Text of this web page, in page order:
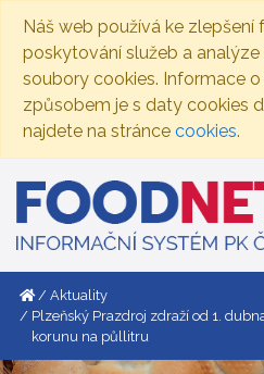
Náš web používá ke zlepšení
poskytování služeb a
soubory cookies. Informace
způsobem je s daty cookies
najdete na stránce cookies.
Aktuality
Plzeňský Prazdroj zdraží od 1.
korunu na půllitru